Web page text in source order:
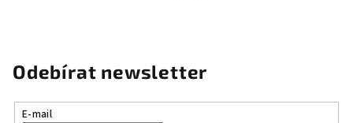
Odebírat newsletter
E-mail